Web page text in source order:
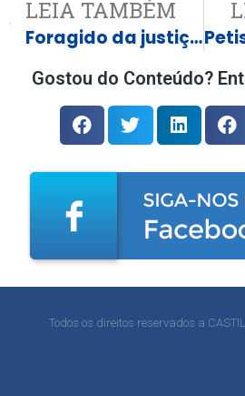
LEIA TAMBÉM
Foragido da justiça é preso em Andradina após se esconder em Três Lagoas
Gostou do Conteúdo?
Todos os direitos reservados a